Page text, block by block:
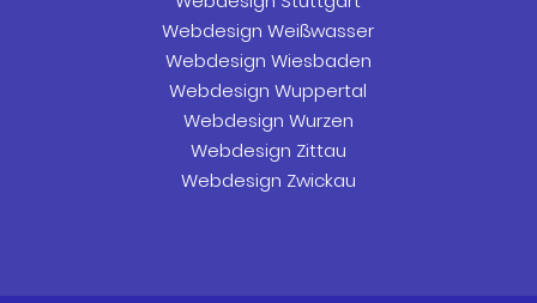
Webdesign Weißwasser
Webdesign Wiesbaden
Webdesign Wuppertal
Webdesign Wurzen
Webdesign Zittau
Webdesign Zwickau